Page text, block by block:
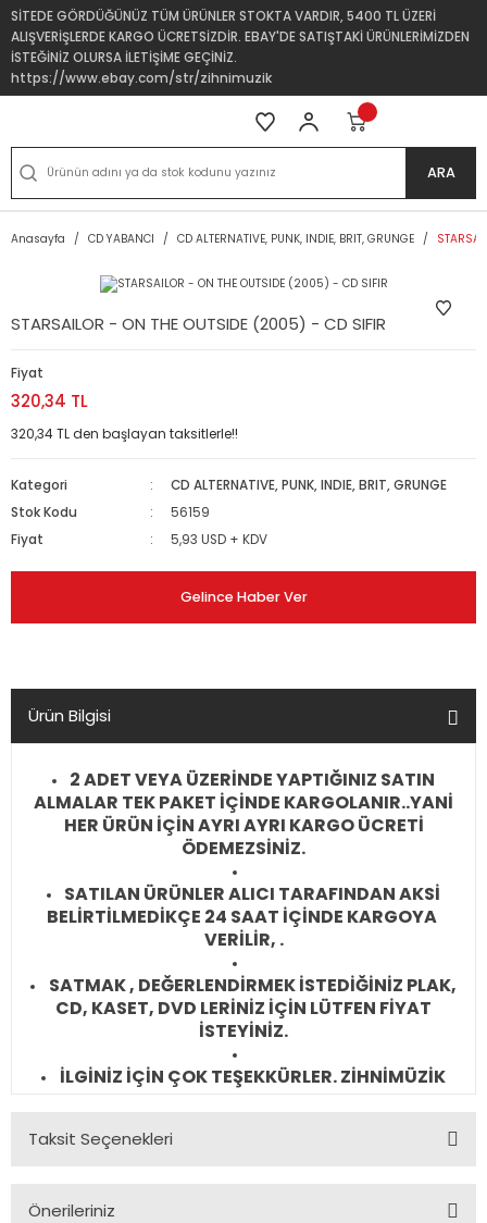
SİTEDE GÖRDÜĞÜNÜZ TÜM ÜRÜNLER STOKTA VARDIR, 5400 TL ÜZERİ
ALIŞVERİŞLERDE KARGO ÜCRETSİZDİR. EBAY'DE SATIŞTAKİ ÜRÜNLERİMİZDEN
İSTEĞİNİZ OLURSA İLETİŞİME GEÇİNİZ.
https://www.ebay.com/str/zihnimuzik
ARA
Anasayfa CD YABANCI CD ALTERNATIVE, PUNK, INDIE, BRIT, GRUNGE
STARSAILOR - ON THE OUTSIDE (2005) - CD SIFIR
Fiyat
320,34 TL
320,34 TL den başlayan taksitlerle!!
Kategori
CD ALTERNATIVE, PUNK, INDIE, BRIT, GRUNGE
Stok Kodu
56159
Fiyat
5,93 USD + KDV
Gelince Haber Ver
Ürün Bilgisi
2 ADET VEYA ÜZERİNDE YAPTIĞINIZ SATIN
ALMALAR TEK PAKET İÇİNDE KARGOLANIR..YANİ
HER ÜRÜN İÇİN AYRI AYRI KARGO ÜCRETİ
ÖDEMEZSİNİZ.
SATILAN ÜRÜNLER ALICI TARAFINDAN AKSİ
BELİRTİLMEDİKÇE 24 SAAT İÇİNDE KARGOYA
VERİLİR, .
SATMAK , DEĞERLENDİRMEK İSTEDİĞİNİZ PLAK,
CD, KASET, DVD LERİNİZ İÇİN LÜTFEN FİYAT
İSTEYİNİZ.
İLGİNİZ İÇİN ÇOK TEŞEKKÜRLER. ZİHNİMÜZİK
Taksit Seçenekleri
Önerileriniz